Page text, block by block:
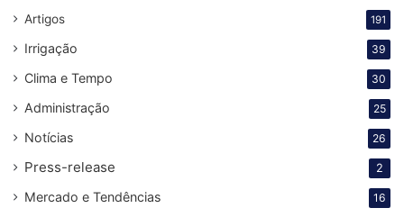
Artigos 191
Irrigação 39
Clima e Tempo 30
Administração 25
Notícias 26
Press-release 2
Mercado e Tendências 16